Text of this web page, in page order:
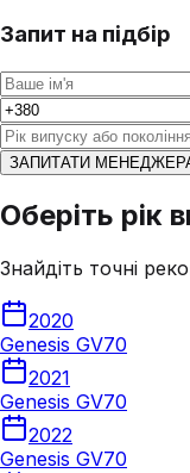
Запит на підбір
ЗАПИТАТИ
Оберіть рік
Знайдіть точні
2020
Genesis GV70
2021
Genesis GV70
2022
Genesis GV70